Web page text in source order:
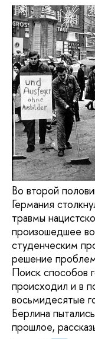
Во второй
Германия
травмы
произошедшее
студенческим
решение
Поиск способов
происходил и в
восьмидесятые
Берлина
прошлое,